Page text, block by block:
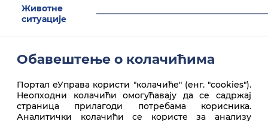
Животне
ситуације
Обавештење о колачићима
Портал еУправа користи "колачиће" (енг. "cookies").
Неопходни колачићи омогућавају да се садржај
страница прилагоди потребама корисника.
Аналитички колачићи се користе за анализу